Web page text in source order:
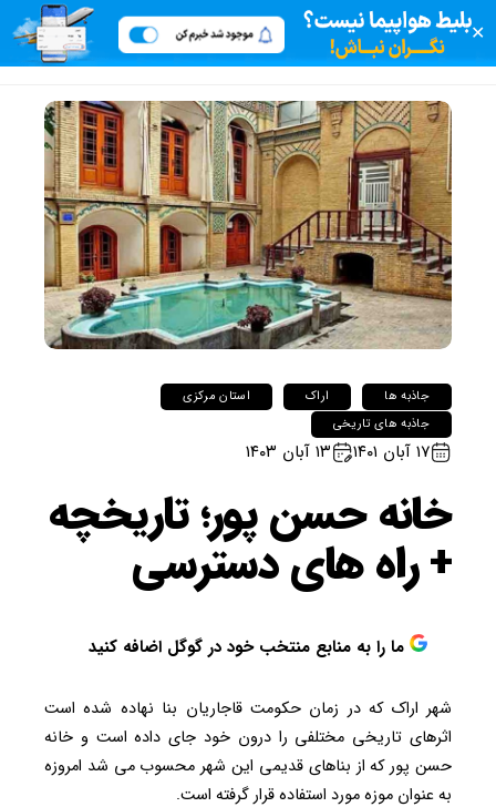
✕
جاذبه ها اراک
استان مرکزی
جاذبه های تاریخی
۱۷ آبان ۱۴۰۱ ۱۳ آبان ۱۴۰۳
خانه حسن پور؛ تاریخچه
+ راه های دسترسی
ما را به منابع منتخب خود در گوگل اضافه کنید
شهر اراک که در زمان حکومت قاجاریان بنا نهاده شده است
اثرهای تاریخی مختلفی را درون خود جای داده است و خانه
حسن پور که از بناهای قدیمی این شهر محسوب می شد امروزه
به عنوان موزه مورد استفاده قرار گرفته است.